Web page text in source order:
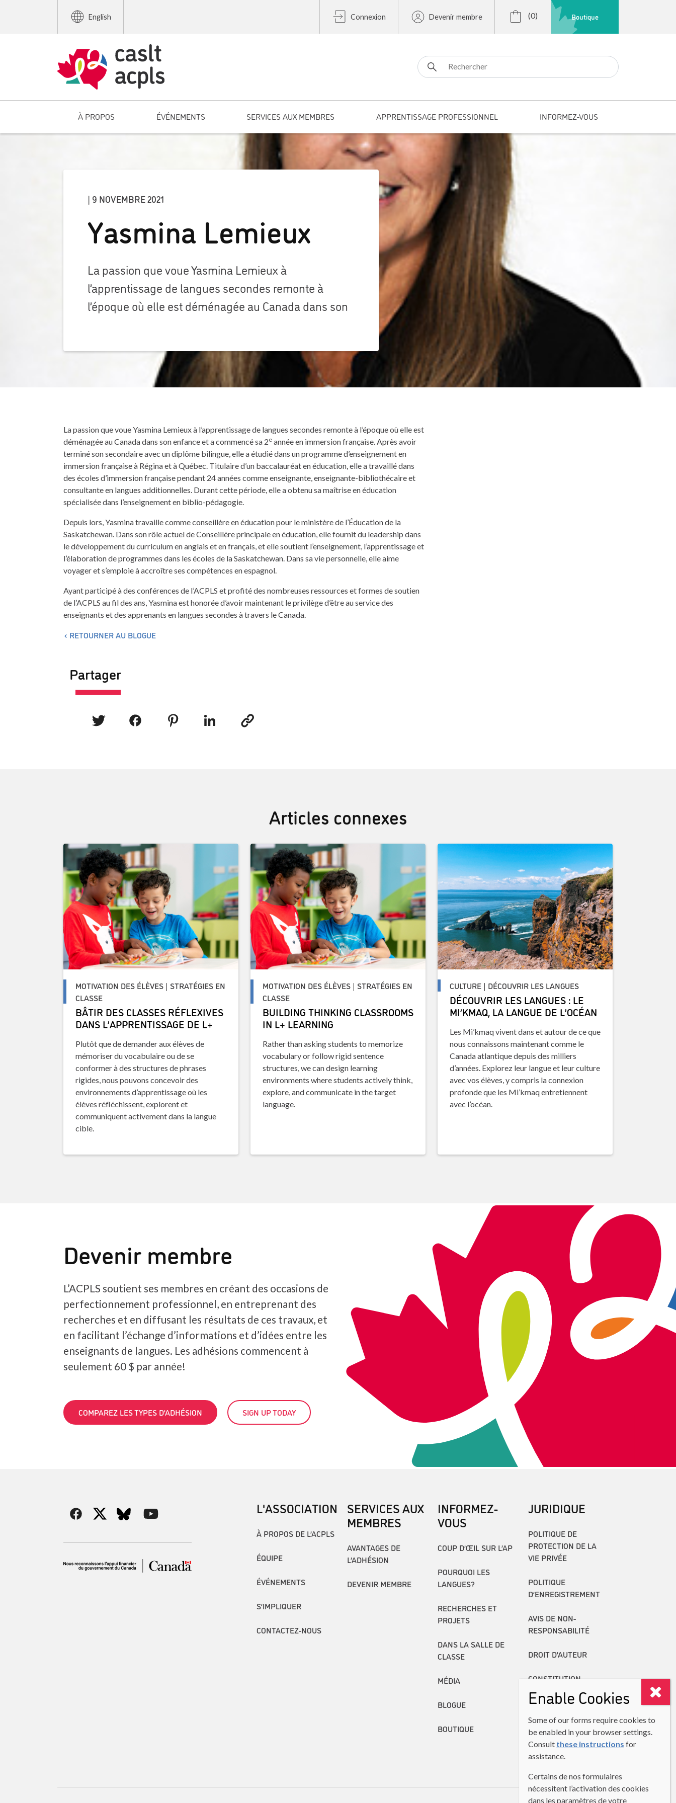
English Connexion Devenir membre (0) Boutique
Search for:
À PROPOS ÉVÉNEMENTS SERVICES AUX MEMBRES APPRENTISSAGE PROFESSIONNEL INFORMEZ-VOUS
| 9 NOVEMBRE 2021
Yasmina Lemieux
La passion que voue Yasmina Lemieux à
l’apprentissage de langues secondes remonte à
l’époque où elle est déménagée au Canada dans son
La passion que voue Yasmina Lemieux à l’apprentissage de langues secondes remonte à l’époque où elle est
déménagée au Canada dans son enfance et a commencé sa 2e année en immersion française. Après avoir
terminé son secondaire avec un diplôme bilingue, elle a étudié dans un programme d’enseignement en
immersion française à Régina et à Québec. Titulaire d’un baccalauréat en éducation, elle a travaillé dans
des écoles d’immersion française pendant 24 années comme enseignante, enseignante-bibliothécaire et
consultante en langues additionnelles. Durant cette période, elle a obtenu sa maîtrise en éducation
spécialisée dans l’enseignement en biblio-pédagogie.
Depuis lors, Yasmina travaille comme conseillère en éducation pour le ministère de l’Éducation de la
Saskatchewan. Dans son rôle actuel de Conseillère principale en éducation, elle fournit du leadership dans
le développement du curriculum en anglais et en français, et elle soutient l’enseignement, l’apprentissage et
l’élaboration de programmes dans les écoles de la Saskatchewan. Dans sa vie personnelle, elle aime
voyager et s’emploie à accroître ses compétences en espagnol.
Ayant participé à des conférences de l’ACPLS et profité des nombreuses ressources et formes de soutien
de l’ACPLS au fil des ans, Yasmina est honorée d’avoir maintenant le privilège d’être au service des
enseignants et des apprenants en langues secondes à travers le Canada.
RETOURNER AU BLOGUE
Partager
Articles connexes
MOTIVATION DES ÉLÈVES | STRATÉGIES EN
CLASSE
BÂTIR DES CLASSES RÉFLEXIVES
DANS L’APPRENTISSAGE DE L+
Plutôt que de demander aux élèves de
mémoriser du vocabulaire ou de se
conformer à des structures de phrases
rigides, nous pouvons concevoir des
environnements d’apprentissage où les
élèves réfléchissent, explorent et
communiquent activement dans la langue
cible.
MOTIVATION DES ÉLÈVES | STRATÉGIES EN
CLASSE
BUILDING THINKING CLASSROOMS
IN L+ LEARNING
Rather than asking students to memorize
vocabulary or follow rigid sentence
structures, we can design learning
environments where students actively think,
explore, and communicate in the target
language.
CULTURE | DÉCOUVRIR LES LANGUES
DÉCOUVRIR LES LANGUES : LE
MI’KMAQ, LA LANGUE DE L’OCÉAN
Les Mi’kmaq vivent dans et autour de ce que
nous connaissons maintenant comme le
Canada atlantique depuis des milliers
d’années. Explorez leur langue et leur culture
avec vos élèves, y compris la connexion
profonde que les Mi’kmaq entretiennent
avec l’océan.
Devenir membre
L’ACPLS soutient ses membres en créant des occasions de
perfectionnement professionnel, en entreprenant des
recherches et en diffusant les résultats de ces travaux, et
en facilitant l’échange d’informations et d’idées entre les
enseignants de langues. Les adhésions commencent à
seulement 60 $ par année!
COMPAREZ LES TYPES D’ADHÉSION SIGN UP TODAY
L'ASSOCIATION
À PROPOS DE L’ACPLS
ÉQUIPE
ÉVÉNEMENTS
S’IMPLIQUER
CONTACTEZ-NOUS
SERVICES AUX
MEMBRES
AVANTAGES DE
L’ADHÉSION
DEVENIR MEMBRE
INFORMEZ-
VOUS
COUP D’ŒIL SUR L’AP
POURQUOI LES
LANGUES?
RECHERCHES ET
PROJETS
DANS LA SALLE DE
CLASSE
MÉDIA
BLOGUE
BOUTIQUE
JURIDIQUE
POLITIQUE DE
PROTECTION DE LA
VIE PRIVÉE
POLITIQUE
D’ENREGISTREMENT
AVIS DE NON-
RESPONSABILITÉ
DROIT D’AUTEUR
CONSTITUTION
RAPPORTS ANNUELS
Enable Cookies
Some of our forms require cookies to
be enabled in your browser settings.
Consult these instructions for
assistance.
Certains de nos formulaires
nécessitent l’activation des cookies
dans les paramètres de votre